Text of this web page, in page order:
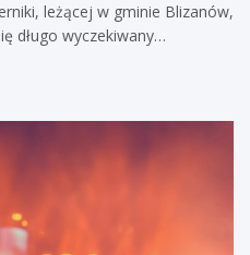
leżącej w gminie Blizanów,
długo wyczekiwany…